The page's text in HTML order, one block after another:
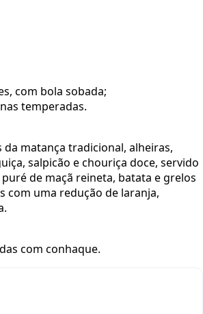
com bola sobada;
temperadas.
da matança tradicional, alheiras,
salpicão e chouriça doce, servido
de maçã reineta, batata e grelos
com uma redução de laranja,
com conhaque.